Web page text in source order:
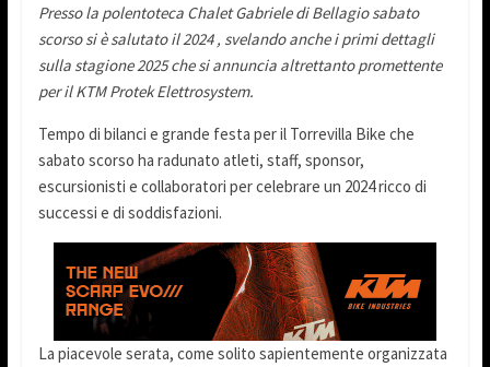
Presso la polentoteca Chalet Gabriele di Bellagio sabato
scorso si è salutato il 2024 , svelando anche i primi dettagli
sulla stagione 2025 che si annuncia altrettanto promettente
per il KTM Protek Elettrosystem.
Tempo di bilanci e grande festa per il Torrevilla Bike che
sabato scorso ha radunato atleti, staff, sponsor,
escursionisti e collaboratori per celebrare un 2024 ricco di
successi e di soddisfazioni.
La piacevole serata, come solito sapientemente organizzata